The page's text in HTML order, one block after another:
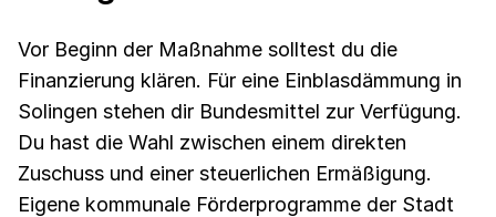
Vor Beginn der Maßnahme solltest du die
Finanzierung klären. Für eine Einblasdämmung in
Solingen stehen dir Bundesmittel zur Verfügung.
Du hast die Wahl zwischen einem direkten
Zuschuss und einer steuerlichen Ermäßigung.
Eigene kommunale Förderprogramme der Stadt